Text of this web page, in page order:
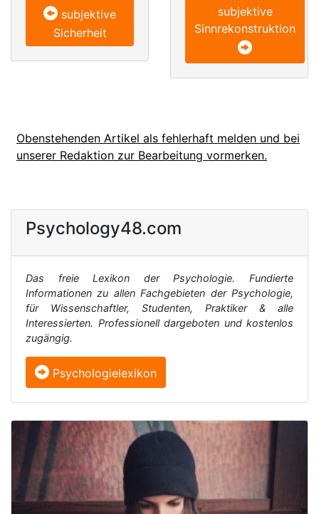
subjektive
Sicherheit
subjektive
Sinnrekonstruktion
Obenstehenden Artikel als fehlerhaft melden und bei
unserer Redaktion zur Bearbeitung vormerken.
Psychology48.com
Das freie Lexikon der Psychologie. Fundierte
Informationen zu allen Fachgebieten der Psychologie,
für Wissenschaftler, Studenten, Praktiker & alle
Interessierten. Professionell dargeboten und kostenlos
zugängig.
Psychologielexikon